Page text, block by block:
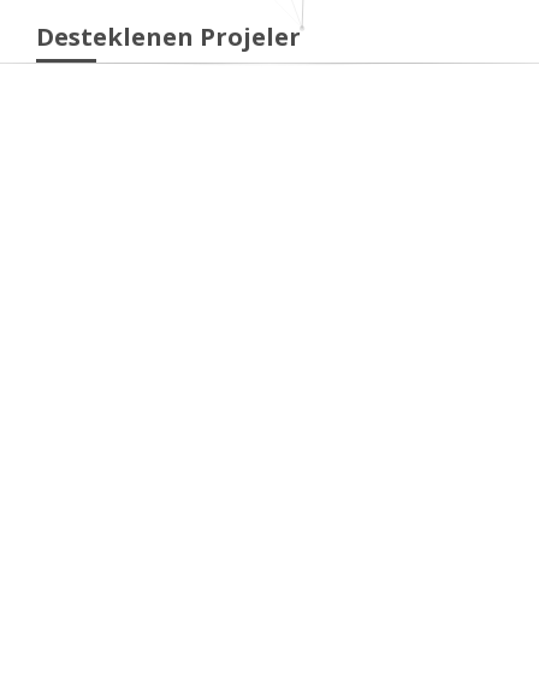
Desteklenen Projeler